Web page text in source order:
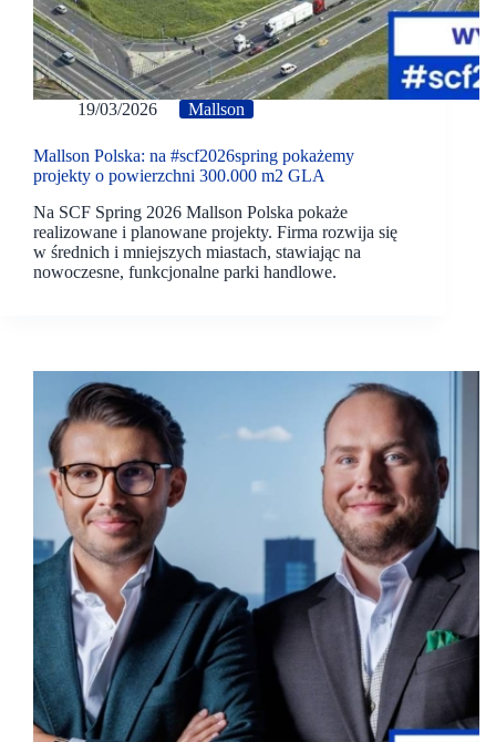
19/03/2026 Mallson
Mallson Polska: na #scf2026spring pokażemy
projekty o powierzchni 300.000 m2 GLA
Na SCF Spring 2026 Mallson Polska pokaże
realizowane i planowane projekty. Firma rozwija się
w średnich i mniejszych miastach, stawiając na
nowoczesne, funkcjonalne parki handlowe.